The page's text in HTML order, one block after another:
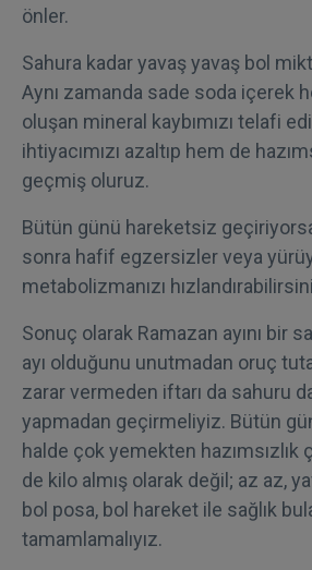
önler.
Sahura kadar yavaş yavaş bol
Aynı zamanda sade soda içerek
oluşan mineral kaybımızı telafi
ihtiyacımızı azaltıp hem de
geçmiş oluruz.
Bütün günü hareketsiz
sonra hafif egzersizler veya
metabolizmanızı
Sonuç olarak Ramazan ayını bir
ayı olduğunu unutmadan oruç
zarar vermeden iftarı da sahuru da
yapmadan geçirmeliyiz. Bütün gün
halde çok yemekten
de kilo almış olarak değil; az az,
bol posa, bol hareket ile sağlık
tamamlamalıyız.